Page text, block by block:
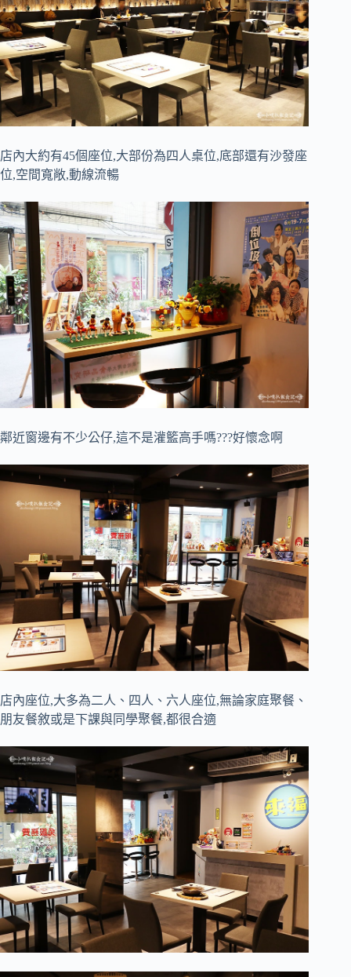
店內大約有45個座位,大部份為四人桌位,底部還有沙發座
位,空間寬敞,動線流暢
鄰近窗邊有不少公仔,這不是灌籃高手嗎???好懷念啊
店內座位,大多為二人、四人、六人座位,無論家庭聚餐、
朋友餐敘或是下課與同學聚餐,都很合適